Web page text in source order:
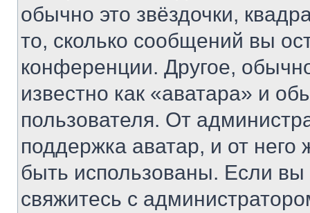
обычно это звёздочки,
то, сколько сообщений вы
конференции. Другое,
известно как «аватара» и
пользователя. От
поддержка аватар, и от него
быть использованы. Если
свяжитесь с